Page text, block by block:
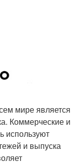
мире является
Коммерческие и
используют
и выпуска